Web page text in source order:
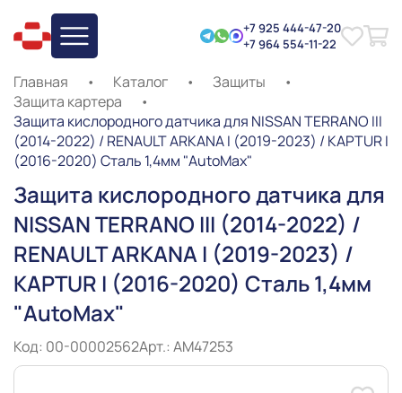
+7 925 444-47-20
+7 964 554-11-22
Главная • Каталог • Защиты
•
Защита картера
•
Защита кислородного датчика для NISSAN TERRANO III
(2014-2022) / RENAULT ARKANA I (2019-2023) / KAPTUR I
(2016-2020) Сталь 1,4мм "AutoMax"
Защита кислородного датчика для
NISSAN TERRANO III (2014-2022) /
RENAULT ARKANA I (2019-2023) /
KAPTUR I (2016-2020) Сталь 1,4мм
"AutoMax"
Код: 00-00002562Арт.: AM47253